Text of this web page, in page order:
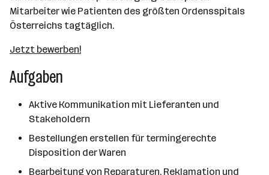
Mitarbeiter wie Patienten des größten Ordensspitals
Österreichs tagtäglich.
Jetzt bewerben!
Aufgaben
Aktive Kommunikation mit Lieferanten und
Stakeholdern
Bestellungen erstellen für termingerechte
Disposition der Waren
Bearbeitung von Reparaturen, Reklamation und